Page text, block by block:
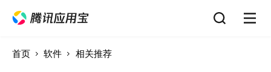
首页 软件 相关推荐